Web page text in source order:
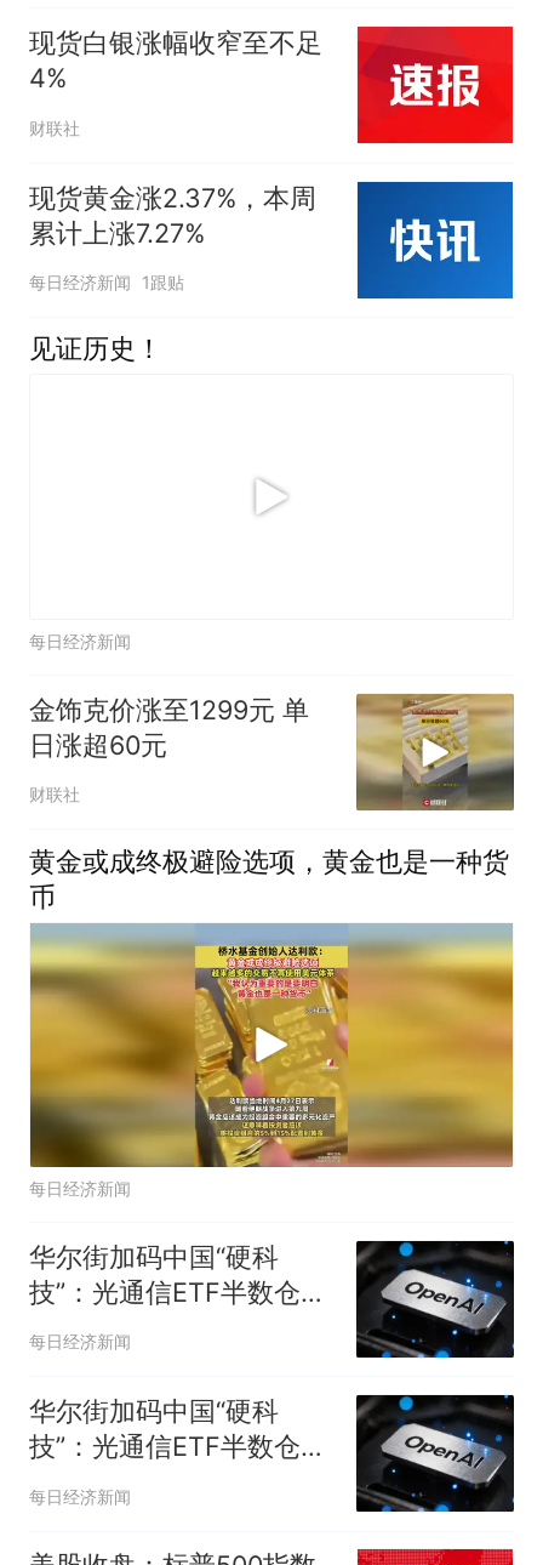
现货白银涨幅收窄至不足
4%
财联社
现货黄金涨2.37%，本周
累计上涨7.27%
每日经济新闻 1跟贴
见证历史！
每日经济新闻
金饰克价涨至1299元 单
日涨超60元
财联社
黄金或成终极避险选项，黄金也是一种货
币
每日经济新闻
华尔街加码中国“硬科
技”：光通信ETF半数仓位
押注，明星ETF重仓长
型部分研发；美联储9月
加息概率降至44%，金价
涨破4300美元｜一周国际
财经
每日经济新闻
华尔街加码中国“硬科
技”：光通信ETF半数仓位
押注，明星ETF重仓长
型部分研发；美联储9月
每日经济新闻